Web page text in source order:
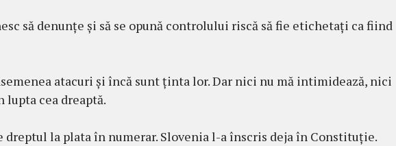
să denunțe și să se opună controlului riscă să fie etichetați ca fiind
atacuri și încă sunt ținta lor. Dar nici nu mă intimidează, nici
lupta cea dreaptă.
dreptul la plata în numerar. Slovenia l-a înscris deja în Constituție.